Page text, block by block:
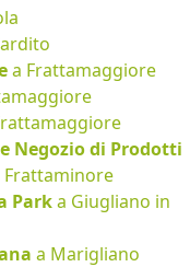
a Frattamaggiore
Negozio di Prodotti
Frattaminore
Parka Giugliano in
a Marigliano